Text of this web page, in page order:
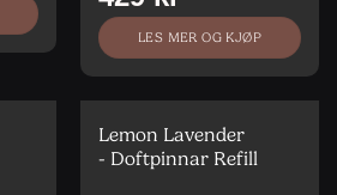
LES MER OG KJØP
Lemon Lavender
- Doftpinnar Refill